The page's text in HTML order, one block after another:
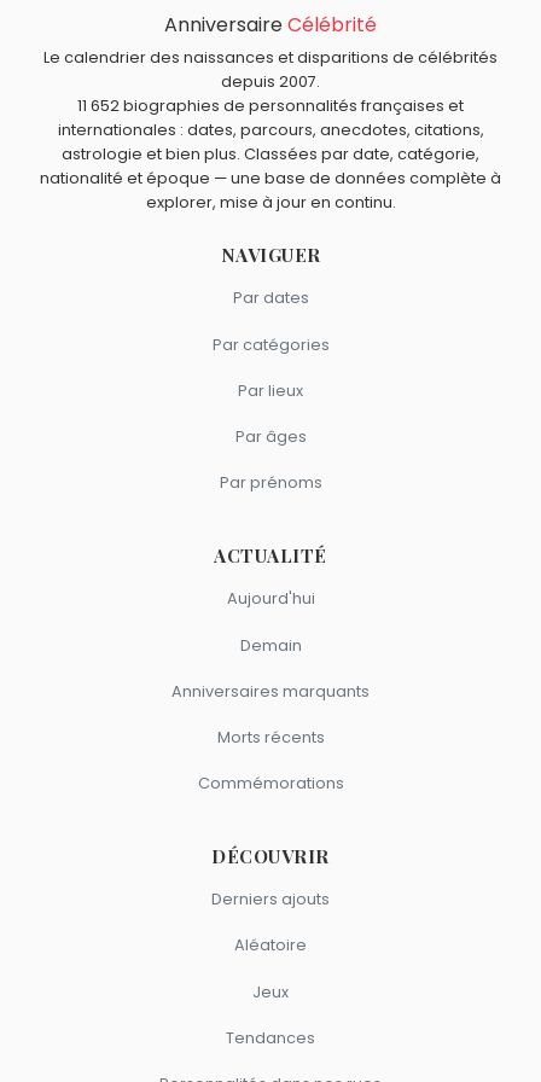
Régine Ayrton Senna, Antonín Dvořák
Goebbels.
Quels responsables politiques sont du signe Scorpion
Aurore Bergé,
Hillary ClintonetFlorian Philippotsont du signe Scorpion.
AnniversaireCélébrité
Le calendrier des naissances et disparitions de célébrités
depuis 2007.
11 652 biographies de personnalités françaises et
internationales : dates, parcours, anecdotes, citations,
astrologie et bien plus. Classées par date, catégorie,
nationalité et époque — une base de données complète à
explorer, mise à jour en continu.
NAVIGUER
Par dates
Par catégories
Par lieux
Par âges
Par prénoms
ACTUALITÉ
Aujourd'hui
Demain
Anniversaires marquants
Morts récents
Commémorations
DÉCOUVRIR
Derniers ajouts
Aléatoire
Jeux
Tendances